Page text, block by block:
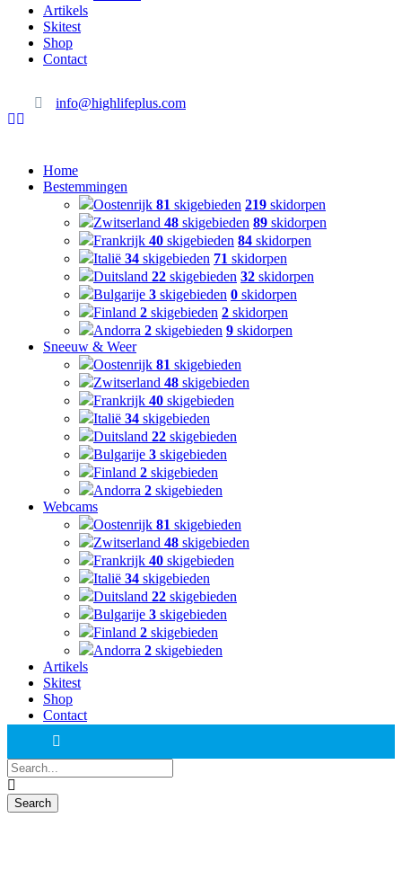
Artikels
Skitest
Shop
Contact
info@highlifeplus.com
Home
Bestemmingen
Oostenrijk 81 skigebieden 219 skidorpen
Zwitserland 48 skigebieden 89 skidorpen
Frankrijk 40 skigebieden 84 skidorpen
Italië 34 skigebieden 71 skidorpen
Duitsland 22 skigebieden 32 skidorpen
Bulgarije 3 skigebieden 0 skidorpen
Finland 2 skigebieden 2 skidorpen
Andorra 2 skigebieden 9 skidorpen
Sneeuw & Weer
Oostenrijk 81 skigebieden
Zwitserland 48 skigebieden
Frankrijk 40 skigebieden
Italië 34 skigebieden
Duitsland 22 skigebieden
Bulgarije 3 skigebieden
Finland 2 skigebieden
Andorra 2 skigebieden
Webcams
Oostenrijk 81 skigebieden
Zwitserland 48 skigebieden
Frankrijk 40 skigebieden
Italië 34 skigebieden
Duitsland 22 skigebieden
Bulgarije 3 skigebieden
Finland 2 skigebieden
Andorra 2 skigebieden
Artikels
Skitest
Shop
Contact